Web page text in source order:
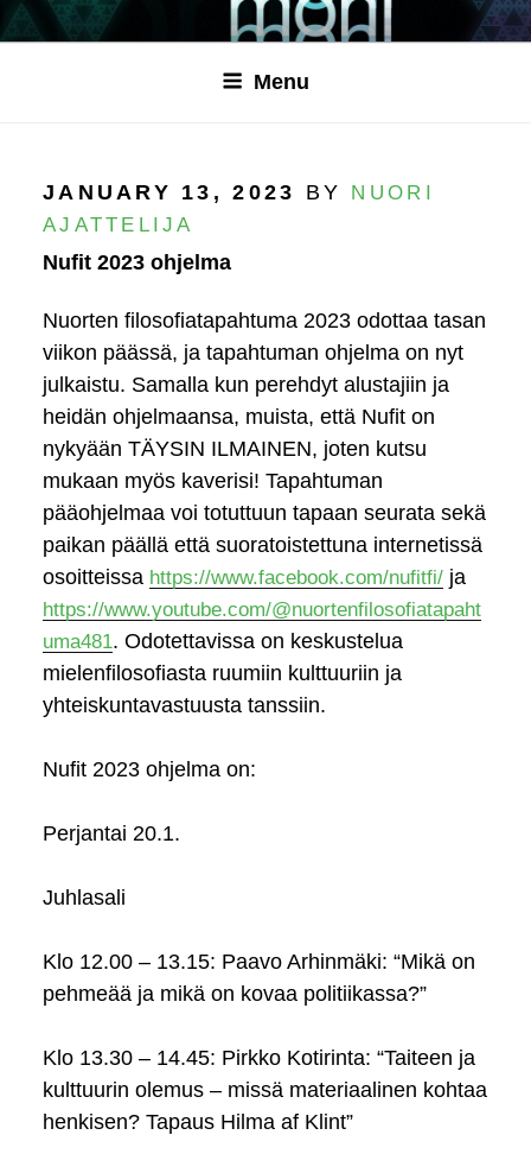
Skip
NUFIT
Nuorten filosofiatapahtuma 17.-18.1.2025
Menu
POSTED
ON
JANUARY 13, 2023 BY NUORI
AJATTELIJA
Nufit 2023 ohjelma
Nuorten filosofiatapahtuma 2023 odottaa tasan
viikon päässä, ja tapahtuman ohjelma on nyt
julkaistu. Samalla kun perehdyt alustajiin ja
heidän ohjelmaansa, muista, että Nufit on
nykyään TÄYSIN ILMAINEN, joten kutsu
mukaan myös kaverisi! Tapahtuman
pääohjelmaa voi totuttuun tapaan seurata sekä
paikan päällä että suoratoistettuna internetissä
osoitteissa https://www.facebook.com/nufitfi/ ja
https://www.youtube.com/@nuortenfilosofiatapaht
uma481. Odotettavissa on keskustelua
mielenfilosofiasta ruumiin kulttuuriin ja
yhteiskuntavastuusta tanssiin.
Nufit 2023 ohjelma on:
Perjantai 20.1.
Juhlasali
Klo 12.00 – 13.15: Paavo Arhinmäki: “Mikä on
pehmeää ja mikä on kovaa politiikassa?”
Klo 13.30 – 14.45: Pirkko Kotirinta: “Taiteen ja
kulttuurin olemus – missä materiaalinen kohtaa
henkisen? Tapaus Hilma af Klint”